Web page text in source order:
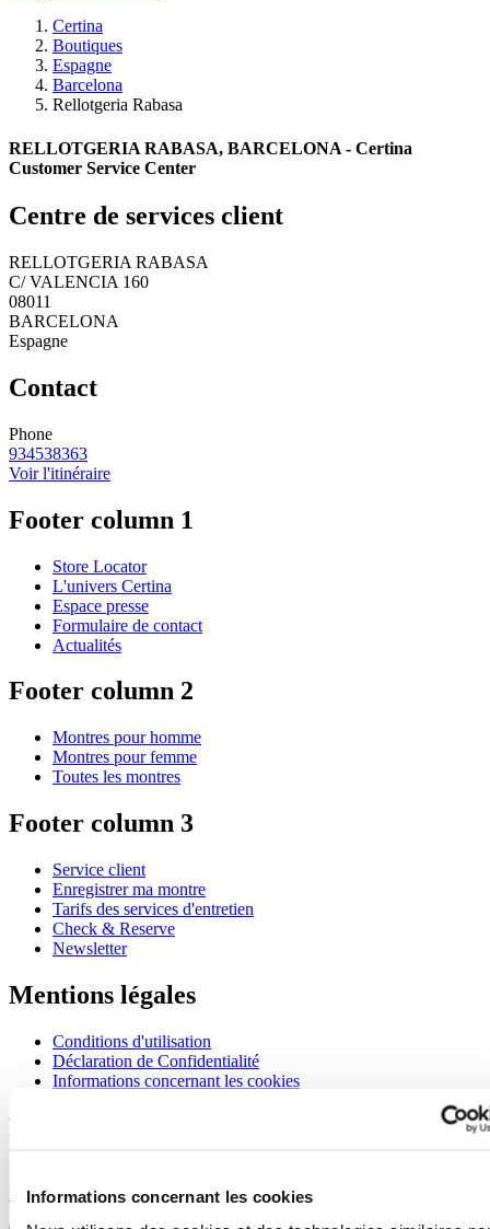
Informations concernant les cookies
Certina
Boutiques
Espagne
Barcelona
Rellotgeria Rabasa
RELLOTGERIA RABASA, BARCELONA - Certina
Customer Service Center
Centre de services client
RELLOTGERIA RABASA
C/ VALENCIA 160
08011
BARCELONA
Espagne
Contact
Phone
934538363
Voir l'itinéraire
Footer column 1
Store Locator
L'univers Certina
Espace presse
Formulaire de contact
Actualités
Footer column 2
Montres pour homme
Montres pour femme
Toutes les montres
Footer column 3
Service client
Enregistrer ma montre
Tarifs des services d'entretien
Check & Reserve
Newsletter
Mentions légales
Conditions d'utilisation
Déclaration de Confidentialité
Informations concernant les cookies
Rejoignez le club CERTINA
S'inscrire